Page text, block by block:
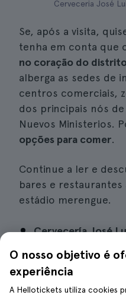
Cerveceria José
Se, após a visita,
tenha em conta que
no coração do
alberga as sedes de
centros comerciais,
dos principais nós
Nuevos Ministerios.
opções para comer.
Continue a ler e
bares e
estádio merengue.
Cervecería José
clássicos. Os
para tomar umas
(Paseo de la
O nosso objetivo é
experiência
A Hellotickets utiliza cookies